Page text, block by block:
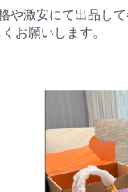
や激安にて出品し
お願いします。